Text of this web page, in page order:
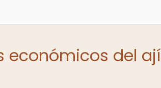
económicos del ají